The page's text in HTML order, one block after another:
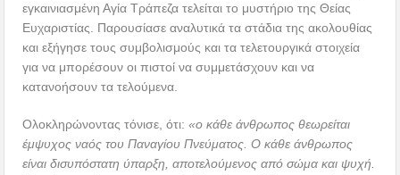
εγκαινιασμένη Αγία Τράπεζα τελείται το μυστήριο της Θείας
Ευχαριστίας. Παρουσίασε αναλυτικά τα στάδια της ακολουθίας
και εξήγησε τους συμβολισμούς και τα τελετουργικά στοιχεία
για να μπορέσουν οι πιστοί να συμμετάσχουν και να
κατανοήσουν τα τελούμενα.
Ολοκληρώνοντας τόνισε, ότι:«ο κάθε άνθρωπος θεωρείται
έμψυχος ναός του Παναγίου Πνεύματος. Ο κάθε άνθρωπος
είναι δισυπόστατη ύπαρξη, αποτελούμενος από σώμα και ψυχή.